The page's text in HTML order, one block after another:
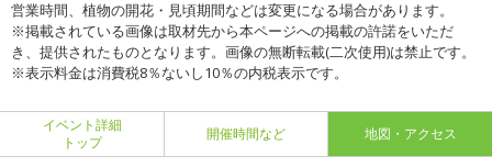
営業時間、植物の開花・見頃期間などは変更になる場合があります。
※掲載されている画像は取材先から本ページへの掲載の許諾をいただ
き、提供されたものとなります。画像の無断転載(二次使用)は禁止です。
※表示料金は消費税8％ないし10％の内税表示です。
イベント詳細
トップ
開催時間など 地図・アクセス